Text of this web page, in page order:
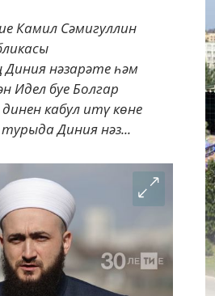
Камил Сәмигуллин
нәзарәте һәм
Идел буе Болгар
кабул итү көне
Диния нәз...